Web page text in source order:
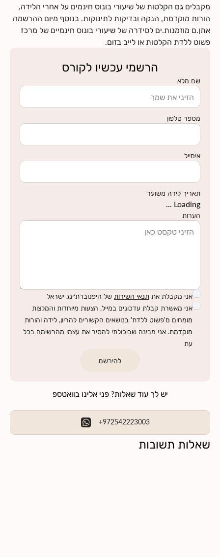
מקבלים גם הקלטות של שיעורי בונוס חינמים על אחרי הלידה,
הורות מוקדמת, הנקה ובדיקות לתינוקות. בנוסף מיום ההרשמה
אתן.ם מוזמנות.ים לסידרה של שיעורי בונוס חינמיים של מרכז
פשוט ללדת הקלטות או לייב בזום.
הרשמי עכשיו לקורס
שם מלא
מספר טלפון
אימייל
תאריך לידה משוער
Loading ...
הערות
אני מקבלת את תנאי השירות של היפנוברת׳ינג ישראל
אני מאשרת קבלת עדכונים במייל, הצעות מיוחדות והמלצות
מומחים מ'פשוט ללדת' בנושאים הקשורים להריון, לידה והורות
מוקדמת. אני מבינה שביכולתי להסיר את עצמי מהרשימה בכל
עת
להירשם
יש לך עוד שאלות? פני אלינו בוואטספ
+972542223003
שאלות תשובות